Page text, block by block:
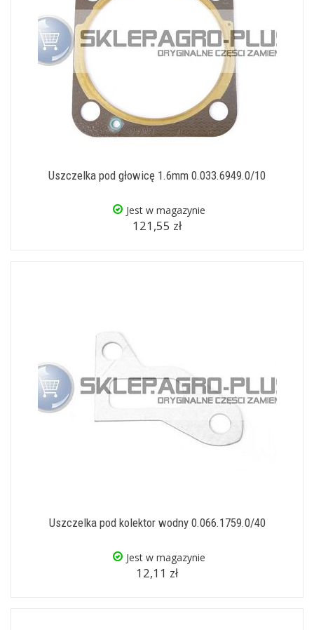
Uszczelka pod głowicę 1.6mm 0.033.6949.0/10
Jest w magazynie
121,55 zł
Uszczelka pod kolektor wodny 0.066.1759.0/40
Jest w magazynie
12,11 zł